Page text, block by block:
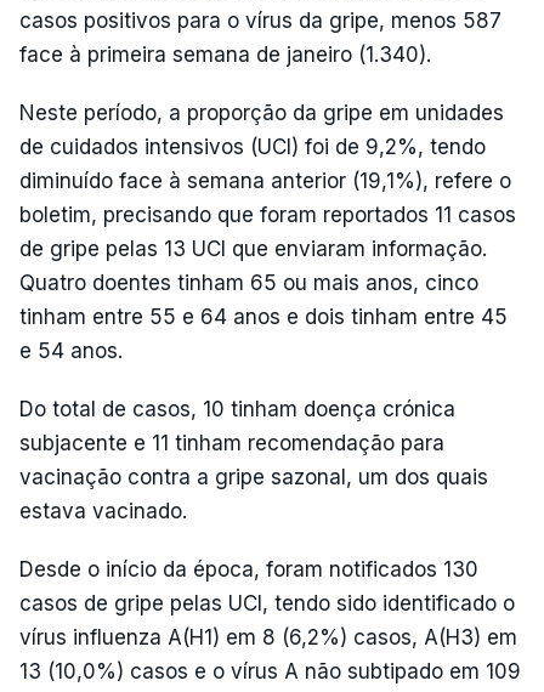
casos positivos para o vírus da gripe, menos 587
face à primeira semana de janeiro (1.340).
Neste período, a proporção da gripe em unidades
de cuidados intensivos (UCI) foi de 9,2%, tendo
diminuído face à semana anterior (19,1%), refere o
boletim, precisando que foram reportados 11 casos
de gripe pelas 13 UCI que enviaram informação.
Quatro doentes tinham 65 ou mais anos, cinco
tinham entre 55 e 64 anos e dois tinham entre 45
e 54 anos.
Do total de casos, 10 tinham doença crónica
subjacente e 11 tinham recomendação para
vacinação contra a gripe sazonal, um dos quais
estava vacinado.
Desde o início da época, foram notificados 130
casos de gripe pelas UCI, tendo sido identificado o
vírus influenza A(H1) em 8 (6,2%) casos, A(H3) em
13 (10,0%) casos e o vírus A não subtipado em 109